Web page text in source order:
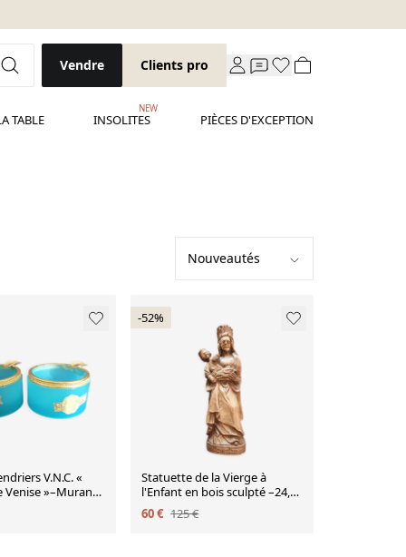
Vendre Clients pro
TABLE INSOLITES
NEW
PIÈCES D'EXCEPTION
V.N.C. «
Venise »–Murano,
-52%
Statuette de la Vierge à
l'Enfant en bois sculpté –24,5
cm– Vers 1955-1975
60 € 125 €